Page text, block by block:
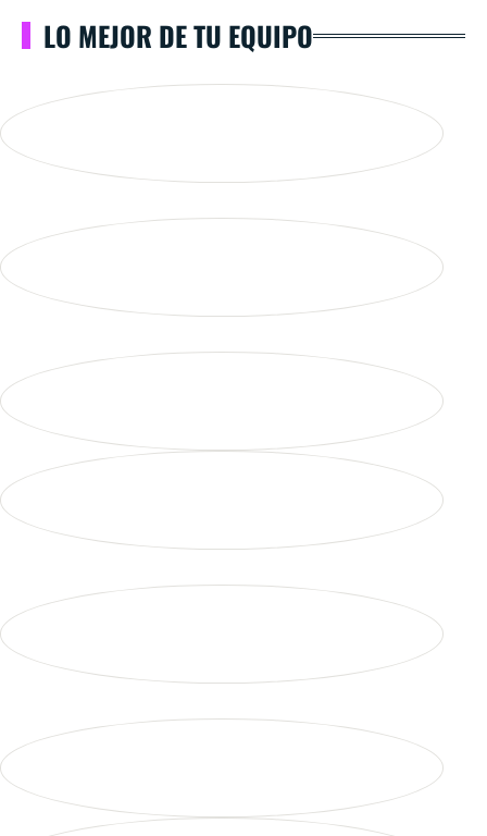
LO MEJOR DE TU EQUIPO